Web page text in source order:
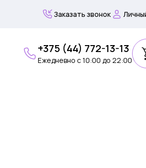
Заказать звонок
+375 (44) 772-13-13
Ежедневно c 10:00 до 22:00